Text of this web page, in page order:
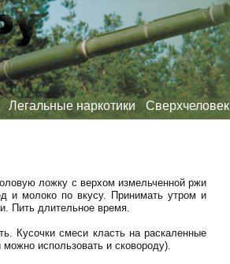
Легальные наркотики Сверхчеловек
ложку с верхом измельченной ржи
и молоко по вкусу. Принимать утром и
Пить длительное время.
Кусочки смеси класть на раскаленные
использовать и сковороду).